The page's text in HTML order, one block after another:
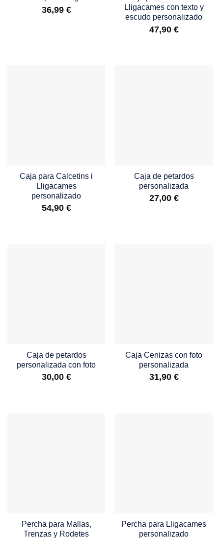
36,99 €
Lligacames con texto y
escudo personalizado
47,90 €
Caja para Calcetins i
Lligacames
personalizado
54,90 €
Caja de petardos
personalizada
27,00 €
Caja de petardos
personalizada con foto
30,00 €
Caja Cenizas con foto
personalizada
31,90 €
Percha para Mallas,
Trenzas y Rodetes
Percha para Lligacames
personalizado